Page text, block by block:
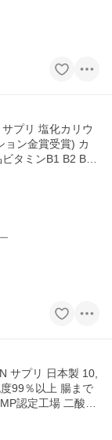
プリ 塩化カリウ
ョン金賞受賞) カ
タミンB1 B2 B6
サプリ 日本製 10,
99％以上 腸まで
認定工場 二酸化